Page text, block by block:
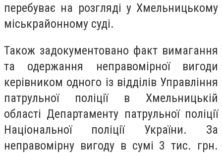
перебуває на розгляді у Хмельницькому
міськрайонному суді.
Також задокументовано факт вимагання
та одержання неправомірної вигоди
керівником одного із відділів Управління
патрульної поліції в Хмельницькій
області Департаменту патрульної поліції
Національної поліції України. За
неправомірну вигоду в сумі 3 тис. грн.